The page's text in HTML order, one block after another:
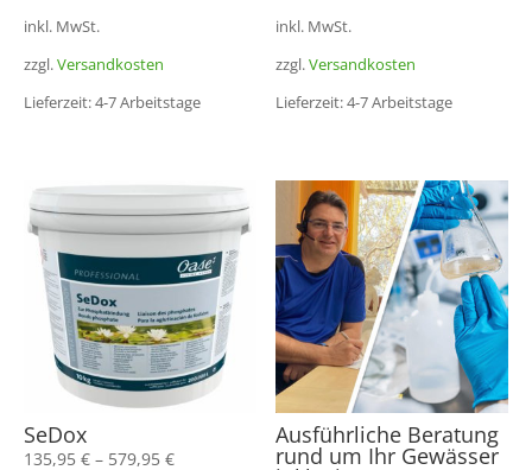
inkl. MwSt.
zzgl.Versandkosten
Lieferzeit: 4-7 Arbeitstage
inkl. MwSt.
zzgl.Versandkosten
Lieferzeit: 4-7 Arbeitstage
SeDox
135,95 € – 579,95 €
Ausführliche Beratung
rund um Ihr Gewässer